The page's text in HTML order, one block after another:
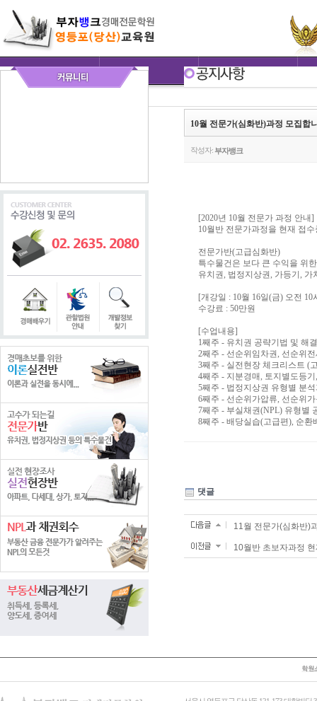
10월 전문가(심화반)과정 모집합
작성자: 부자뱅크
[2020년 10월 전문가 과정 안내]
10월반 전문가과정을 현재 접
전문가반(고급심화반)
특수물건은 보다 큰 수익을 위
유치권, 법정지상권, 가등기,
[개강일 : 10월 16일(금) 오전 10
수강료 : 50만원
[수업내용]
1째주 - 유치권 공략기법 및 해
2째주 - 선순위임차권, 선순위
3째주 - 실전현장 체크리스트 (
4째주 - 지분경매, 토지별도등
5째주 - 법정지상권 유형별 분
6째주 - 선순위가압류, 선순위
7째주 - 부실채권(NPL) 유형별
8째주 - 배당실습(고급편), 순환
댓글
11월 전문가(심화반)
10월반 초보자과정